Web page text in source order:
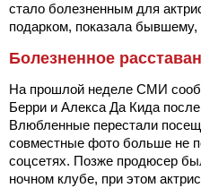
стало болезненным для
подарком, показала бывшему,
Болезненное
На прошлой неделе СМИ
Берри и Алекса Да Кида
Влюбленные перестали
совместные фото больше не
соцсетях. Позже продюсер
ночном клубе, при этом